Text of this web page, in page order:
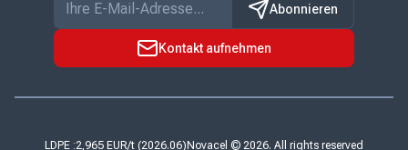
das ...
Kontakt aufnehmen
Abonnieren
LDPE : Novacel © 2026. All rights reserved